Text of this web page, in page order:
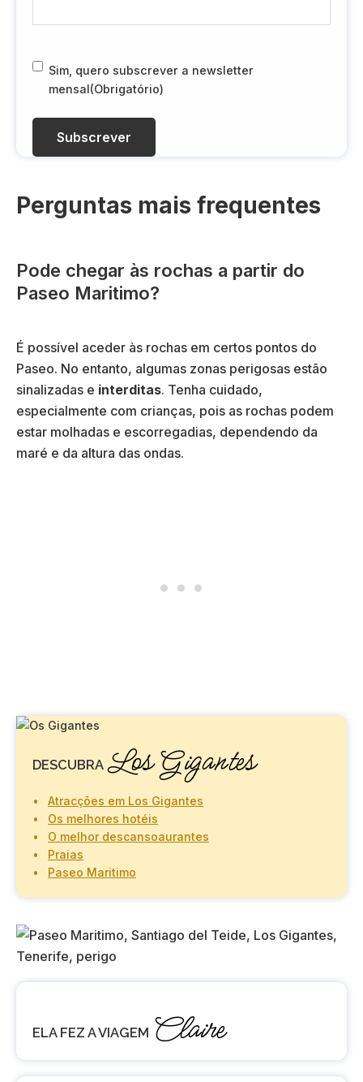
m
i
O
r
a
r
i
R
D
O
i
t
ó
o
)
Sim, quero subscrever a newsletter
mensal(Obrigatório)
Perguntas mais frequentes
Pode chegar às rochas a partir do
Paseo Maritimo?
É possível aceder às rochas em certos pontos do
Paseo. No entanto, algumas zonas perigosas estão
sinalizadas e interditas. Tenha cuidado,
especialmente com crianças, pois as rochas podem
estar molhadas e escorregadias, dependendo da
maré e da altura das ondas.
DESCUBRA Los Gigantes
Atracções em Los Gigantes
Os melhores hotéis
O melhor descansoaurantes
Praias
Paseo Maritimo
ELA FEZ A VIAGEM Claire